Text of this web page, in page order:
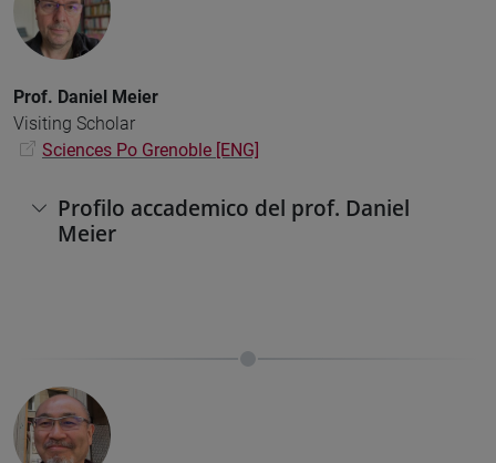
Prof. Daniel Meier
Visiting Scholar
Sciences Po Grenoble [ENG]
Profilo accademico del prof. Daniel
Meier